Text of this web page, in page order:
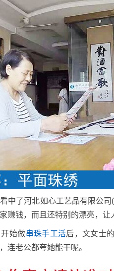
中了河北如心工艺品有限公司(
赚钱，而且还特别的漂亮，让
始做串珠手工活后，文女士
连老公都夸她能干呢。